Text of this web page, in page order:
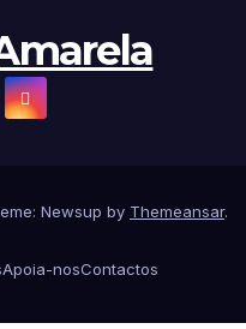
Newsup by Themeansar.
Apoia-nosContactos